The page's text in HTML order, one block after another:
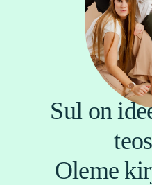
Sul on
Oleme